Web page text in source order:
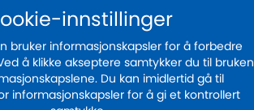
med
innstillinger
bruker informasjonskapsler for å forbedre
å klikke akseptere samtykker du til bruken
Du kan imidlertid gå til
informasjonskapsler for å gi et kontrollert